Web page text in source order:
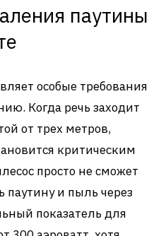
паутины
особые требования
Когда речь заходит
от трех метров,
критическим
просто не сможет
паутину и пыль через
показатель для